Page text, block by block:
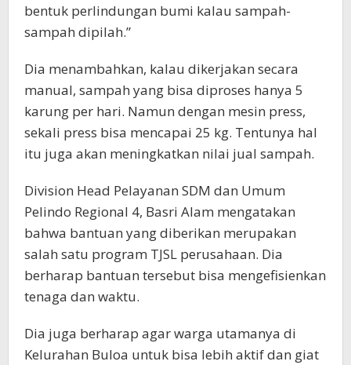
bentuk perlindungan bumi kalau sampah-
sampah dipilah.”
Dia menambahkan, kalau dikerjakan secara
manual, sampah yang bisa diproses hanya 5
karung per hari. Namun dengan mesin press,
sekali press bisa mencapai 25 kg. Tentunya hal
itu juga akan meningkatkan nilai jual sampah.
Division Head Pelayanan SDM dan Umum
Pelindo Regional 4, Basri Alam mengatakan
bahwa bantuan yang diberikan merupakan
salah satu program TJSL perusahaan. Dia
berharap bantuan tersebut bisa mengefisienkan
tenaga dan waktu.
Dia juga berharap agar warga utamanya di
Kelurahan Buloa untuk bisa lebih aktif dan giat